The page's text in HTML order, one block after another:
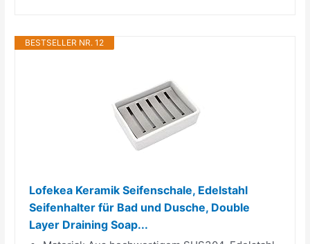
BESTSELLER NR. 12
Lofekea Keramik Seifenschale, Edelstahl
Seifenhalter für Bad und Dusche, Double
Layer Draining Soap...